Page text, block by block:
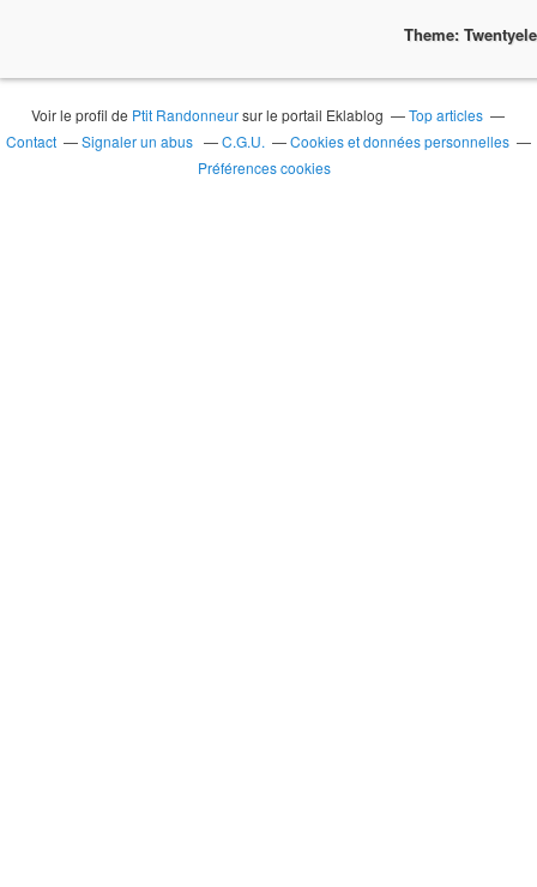
Theme:
Voir le profil de Ptit Randonneursur le portail Eklablog
Top articles
Contact
Signaler un abus C.G.U.
Cookies et données personnelles
Préférences cookies